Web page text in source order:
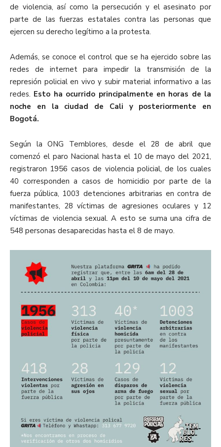
de violencia, así como la persecución y el asesinato por
parte de las fuerzas estatales contra las personas que
ejercen su derecho legítimo a la protesta.
Además, se conoce el control que se ha ejercido sobre las
redes de internet para impedir la transmisión de la
represión policial en vivo y subir material informativo a las
redes. Esto ha ocurrido principalmente en horas de la
noche en la ciudad de Cali y posteriormente en
Bogotá.
Según la ONG Temblores, desde el 28 de abril que
comenzó el paro Nacional hasta el 10 de mayo del 2021,
registraron 1956 casos de violencia policial, de los cuales
40 corresponden a casos de homicidio por parte de la
fuerza pública, 1003 detenciones arbitrarias en contra de
manifestantes, 28 víctimas de agresiones oculares y 12
víctimas de violencia sexual. A esto se suma una cifra de
548 personas desaparecidas hasta el 8 de mayo.